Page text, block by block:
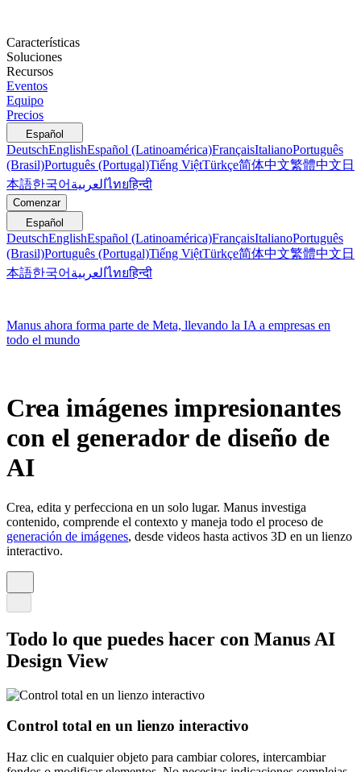
Características
Soluciones
Recursos
Eventos
Equipo
Precios
Español
DeutschEnglishEspañol (Latinoamérica)FrançaisItalianoPortuguês
(Brasil)Português (Portugal)Tiếng ViệtTürkçe简体中文繁體中文 日
本語한국어 العربيةไทยहिन्दी
Comenzar
Español
DeutschEnglishEspañol (Latinoamérica)FrançaisItalianoPortuguês
(Brasil)Português (Portugal)Tiếng ViệtTürkçe简体中文繁體中文 日
本語한국어 العربيةไทยहिन्दी
Manus ahora forma parte de Meta, llevando la IA a empresas en
todo el mundo
Crea imágenes impresionantes
con el generador de diseño de
AI
Crea, edita y perfecciona en un solo lugar. Manus investiga
contenido, comprende el contexto y maneja todo el proceso de
generación de imágenes, desde videos hasta activos 3D en un lienzo
interactivo.
Todo lo que puedes hacer con Manus AI
Design View
Control total en un lienzo interactivo
Haz clic en cualquier objeto para cambiar colores, intercambiar